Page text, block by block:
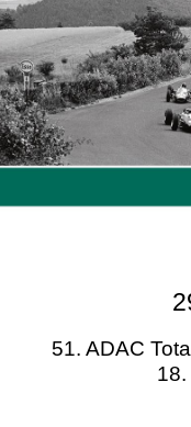
51. ADAC